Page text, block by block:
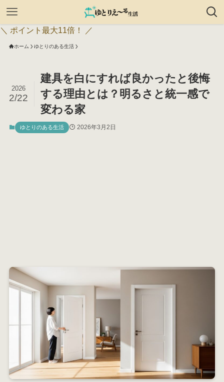
＼ ポイント最大11倍！ ／
ホーム ゆとりのある生活
建具を白にすれば良かったと後悔
する理由とは？明るさと統一感で
変わる家
2026
2/22
ゆとりのある生活 2026年3月2日